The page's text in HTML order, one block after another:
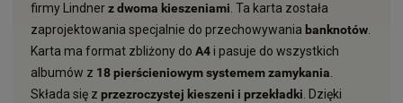
firmy Lindnerz dwoma kieszeniami . Ta karta została
zaprojektowania specjalnie do przechowywania banknotów
Karta ma format zbliżony do A4i pasuje do wszystkich
albumów z 18 pierścieniowym systemem zamykania
Składa się z przezroczystej kieszeni i przekładki . Dzięki